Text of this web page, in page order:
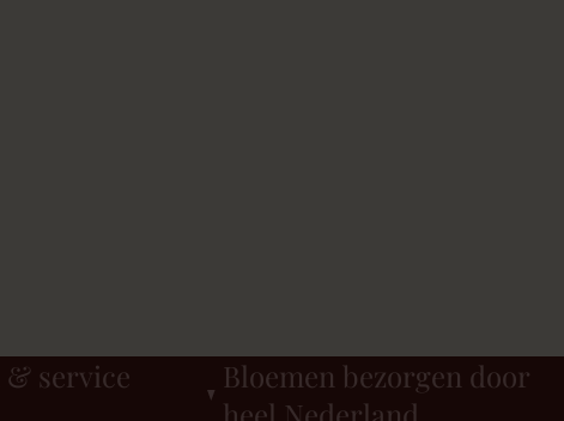
& service
Bloemen bezorgen door